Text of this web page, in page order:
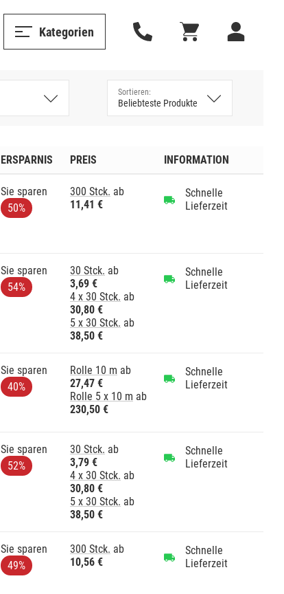
Kategorien
ERSPARNIS PREIS INFORMATION
Sie sparen
50%
300 Stck. ab
11,41 €
Schnelle
Lieferzeit
Sie sparen
54%
30 Stck. ab
3,69 €
4 x 30 Stck. ab
30,80 €
5 x 30 Stck. ab
38,50 €
Schnelle
Lieferzeit
Sie sparen
40%
Rolle 10 m ab
27,47 €
Rolle 5 x 10 m ab
230,50 €
Schnelle
Lieferzeit
Sie sparen
52%
30 Stck. ab
3,79 €
4 x 30 Stck. ab
30,80 €
5 x 30 Stck. ab
38,50 €
Schnelle
Lieferzeit
Sie sparen
49%
300 Stck. ab
10,56 €
Schnelle
Lieferzeit